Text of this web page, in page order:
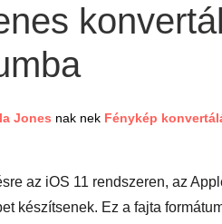
Jones nak nek Fénykép
az iOS 11 rendszeren, az
készítsenek. Ez a fajta